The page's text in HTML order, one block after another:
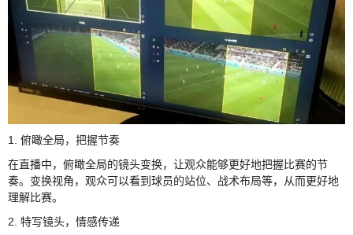
1. 俯瞰全局，把握节奏
在直播中，俯瞰全局的镜头变换，让观众能够更好地把握比赛的节
奏。变换视角，观众可以看到球员的站位、战术布局等，从而更好地
理解比赛。
2. 特写镜头，情感传递